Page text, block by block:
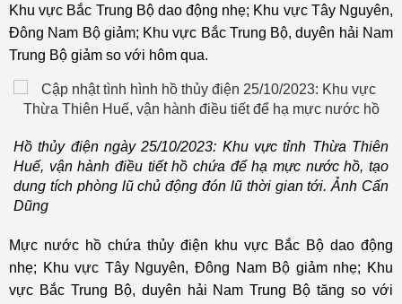
Khu vực Bắc Trung Bộ dao động nhẹ; Khu vực Tây Nguyên,
Đông Nam Bộ giảm; Khu vực Bắc Trung Bộ, duyên hải Nam
Trung Bộ giảm so với hôm qua.
Hồ thủy điện ngày 25/10/2023: Khu vực tỉnh Thừa Thiên
Huế, vận hành điều tiết hồ chứa để hạ mực nước hồ, tạo
dung tích phòng lũ chủ động đón lũ thời gian tới. Ảnh Cấn
Dũng
Mực nước hồ chứa thủy điện khu vực Bắc Bộ dao động
nhẹ; Khu vực Tây Nguyên, Đông Nam Bộ giảm nhẹ; Khu
vực Bắc Trung Bộ, duyên hải Nam Trung Bộ tăng so với